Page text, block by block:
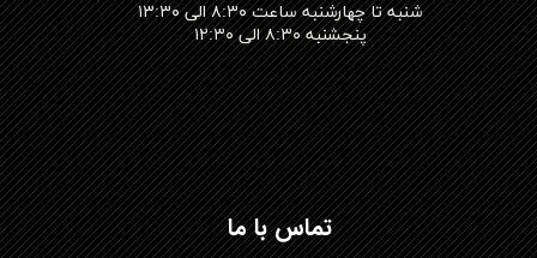
شنبه تا چهارشنبه ساعت ۸:۳۰ الی ۱۳:۳۰
پنجشنبه ۸:۳۰ الی ۱۲:۳۰​​​​​​​
تماس با ما